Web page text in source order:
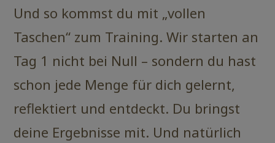
Und so kommst du mit „vollen
Taschen“ zum Training. Wir starten an
Tag 1 nicht bei Null – sondern du hast
schon jede Menge für dich gelernt,
reflektiert und entdeckt. Du bringst
deine Ergebnisse mit. Und natürlich